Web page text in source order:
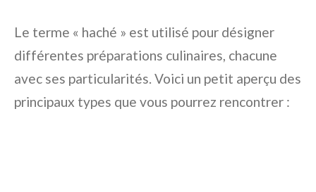
Le terme « haché » est utilisé pour désigner
différentes préparations culinaires, chacune
avec ses particularités. Voici un petit aperçu des
principaux types que vous pourrez rencontrer :